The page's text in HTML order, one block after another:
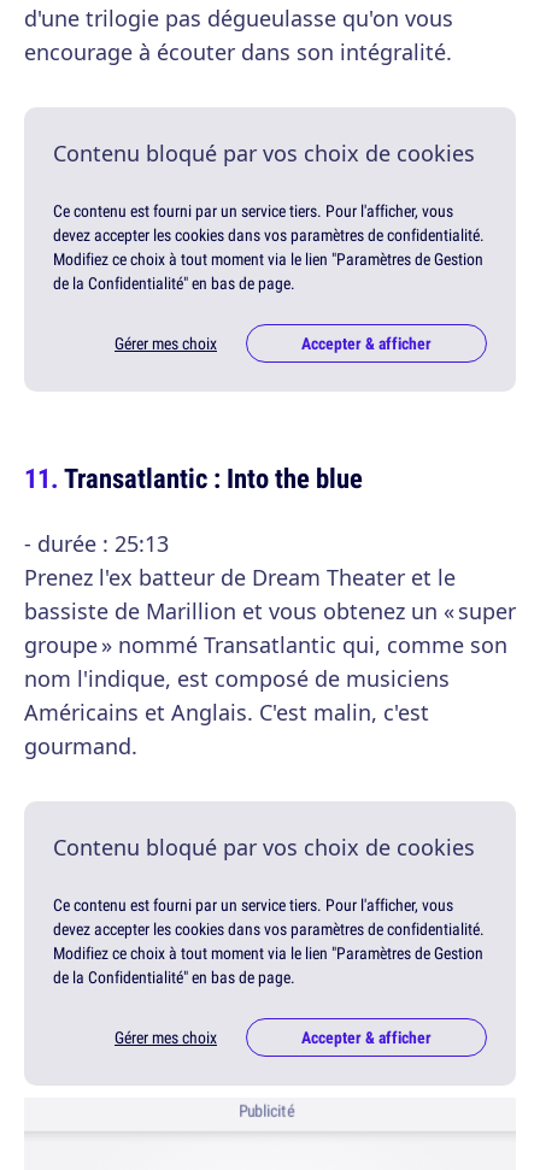
d'une trilogie pas dégueulasse qu'on vous
encourage à écouter dans son intégralité.
Contenu bloqué par vos choix de cookies
Ce contenu est fourni par un service tiers. Pour l'afficher, vous
devez accepter les cookies dans vos paramètres de confidentialité.
Modifiez ce choix à tout moment via le lien "Paramètres de Gestion
de la Confidentialité" en bas de page.
Gérer mes choix Accepter & afficher
Transatlantic : Into the blue
- durée : 25:13
Prenez l'ex batteur de Dream Theater et le
bassiste de Marillion et vous obtenez un « super
groupe » nommé Transatlantic qui, comme son
nom l'indique, est composé de musiciens
Américains et Anglais. C'est malin, c'est
gourmand.
Contenu bloqué par vos choix de cookies
Ce contenu est fourni par un service tiers. Pour l'afficher, vous
devez accepter les cookies dans vos paramètres de confidentialité.
Modifiez ce choix à tout moment via le lien "Paramètres de Gestion
de la Confidentialité" en bas de page.
Gérer mes choix Accepter & afficher
Publicité